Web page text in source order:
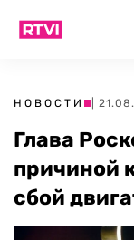
НОВОСТИ |
Глава
причиной
сбой